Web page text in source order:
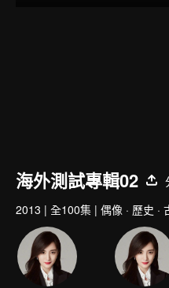
海外測試專輯02
2013 | 全100集 | 偶像 · 歷史 ·